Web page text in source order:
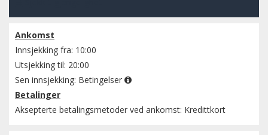
Ankomst
Innsjekking fra: 10:00
Utsjekking til: 20:00
Sen innsjekking: Betingelser
Betalinger
Aksepterte betalingsmetoder ved ankomst: Kredittkort